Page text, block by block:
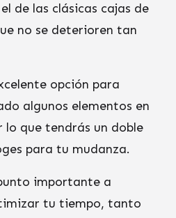
de las clásicas cajas de
no se deterioren tan
opción para
algunos elementos en
que tendrás un doble
para tu mudanza.
importante a
tu tiempo, tanto